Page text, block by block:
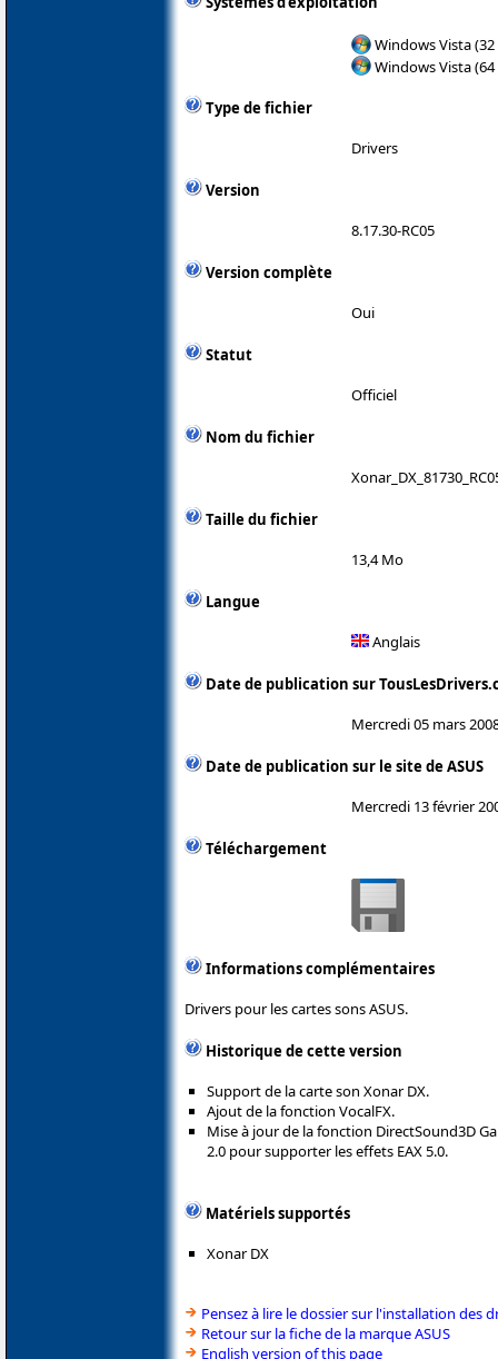
Windows Vista
Windows Vista
Type de fichier
Drivers
Version
8.17.30-RC05
Version complète
Oui
Statut
Officiel
Nom du fichier
Taille du fichier
13,4 Mo
Langue
Anglais
Date de publication sur
Mercredi 05 mars
Date de publication sur le site de ASUS
Mercredi 13 février
Téléchargement
Informations complémentaires
Drivers pour les cartes sons ASUS.
Historique de cette version
Support de la carte son Xonar DX.
Ajout de la fonction VocalFX.
Mise à jour de la fonction DirectSound3D
2.0 pour supporter les effets EAX 5.0.
Matériels supportés
Xonar DX
Pensez à lire le dossier sur l'installation des
Retour sur la fiche de la marque ASUS
English version of this page